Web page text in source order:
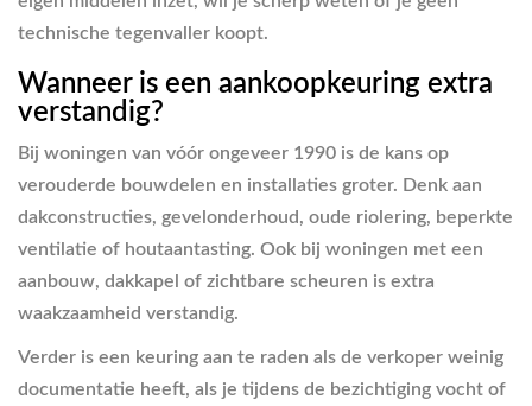
technische tegenvaller koopt.
Wanneer is een aankoopkeuring extra
verstandig?
Bij woningen van vóór ongeveer 1990 is de kans op
verouderde bouwdelen en installaties groter. Denk aan
dakconstructies, gevelonderhoud, oude riolering, beperkte
ventilatie of houtaantasting. Ook bij woningen met een
aanbouw, dakkapel of zichtbare scheuren is extra
waakzaamheid verstandig.
Verder is een keuring aan te raden als de verkoper weinig
documentatie heeft, als je tijdens de bezichtiging vocht of